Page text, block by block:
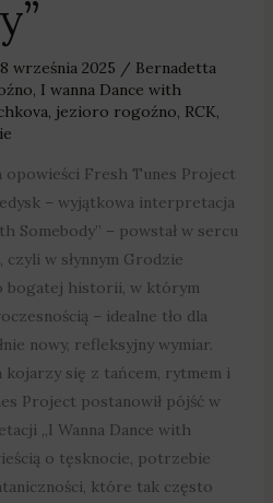
września 2025 / Bernadetta
, I wanna Dance with
, jezioro rogoźno, RCK,
opowieści Fresh Tunes Project
– wyjątkowa interpretacja
Somebody” – powstał w sercu
w słynnym Grodzie
bogatej historii, w którym
– idealne tło dla
nowy, refleksyjny wymiar.
się z tańcem, rytmem i
Project postanowił pójść w
„I Wanna Dance with
o tęsknocie, potrzebie
które tak często